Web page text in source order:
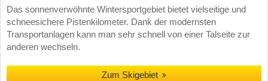
Das sonnenverwöhnte Wintersportgebiet bietet vielseitige und
schneesichere Pistenkilometer. Dank der modernsten
Transportanlagen kann man sehr schnell von einer Talseite zur
anderen wechseln.
Zum Skigebiet